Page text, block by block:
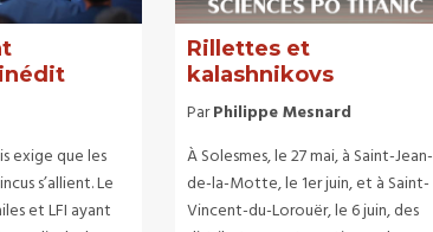
exige que les
s’allient. Le
et LFI ayant
Rillettes et
kalashnikovs
ParPhilippe Mesnard
À Solesmes, le 27 mai, à Saint-Jean-
de-la-Motte, le 1er juin, et à Saint-
Vincent-du-Lorouër, le 6 juin, des